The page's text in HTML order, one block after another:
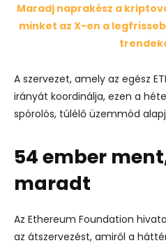
Maradj naprakész a
minket az X-en a
A szervezet, amely az egész
irányát koordinálja, ezen a
spórolós, túlélő üzemmód
54 ember
maradt
Az Ethereum Foundation
az átszervezést, amiről a